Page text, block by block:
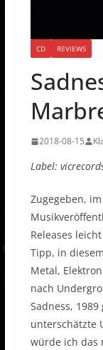
CD REVIEWS
2018-08-15
Label:
Zugegeben,
Releases
Tipp, in
Metal,
nach
Sadness,
unterschätzte
würde ich das